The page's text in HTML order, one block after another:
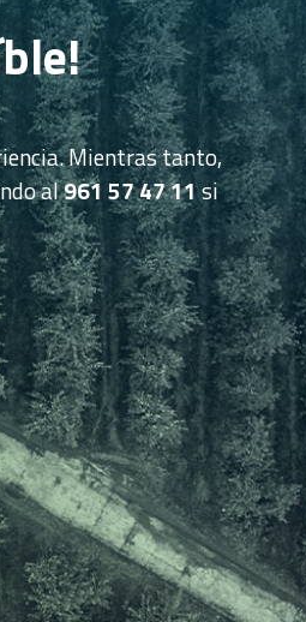
Mientras tanto,
al961 57 47 11si